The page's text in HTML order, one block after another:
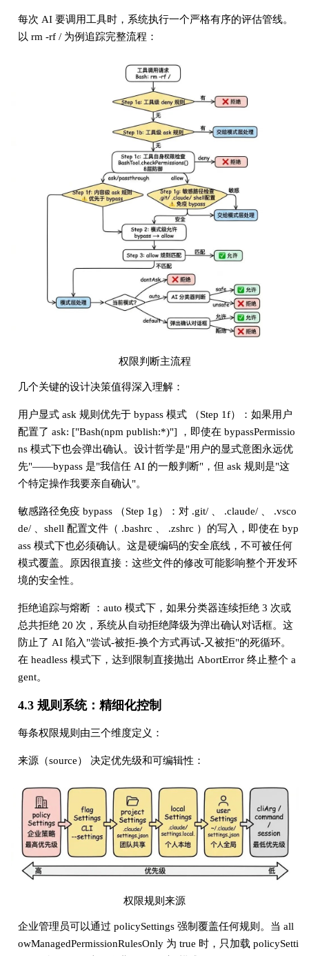
每次 AI 要调用工具时，系统执行一个严格有序的评估管线。
以 rm -rf / 为例追踪完整流程：
权限判断主流程
几个关键的设计决策值得深入理解：
用户显式 ask 规则优先于 bypass 模式 （Step 1f）：如果用户
配置了 ask: ["Bash(npm publish:*)"] ，即使在 bypassPermissio
ns 模式下也会弹出确认。设计哲学是"用户的显式意图永远优
先"——bypass 是"我信任 AI 的一般判断"，但 ask 规则是"这
个特定操作我要亲自确认"。
敏感路径免疫 bypass （Step 1g）：对 .git/ 、 .claude/ 、 .vsco
de/ 、shell 配置文件（ .bashrc 、 .zshrc ）的写入，即使在 byp
ass 模式下也必须确认。这是硬编码的安全底线，不可被任何
模式覆盖。原因很直接：这些文件的修改可能影响整个开发环
境的安全性。
拒绝追踪与熔断 ：auto 模式下，如果分类器连续拒绝 3 次或
总共拒绝 20 次，系统从自动拒绝降级为弹出确认对话框。这
防止了 AI 陷入"尝试-被拒-换个方式再试-又被拒"的死循环。
在 headless 模式下，达到限制直接抛出 AbortError 终止整个 a
gent。
4.3 规则系统：精细化控制
每条权限规则由三个维度定义：
来源（source） 决定优先级和可编辑性：
权限规则来源
企业管理员可以通过 policySettings 强制覆盖任何规则。当 all
owManagedPermissionRulesOnly 为 true 时，只加载 policySetti